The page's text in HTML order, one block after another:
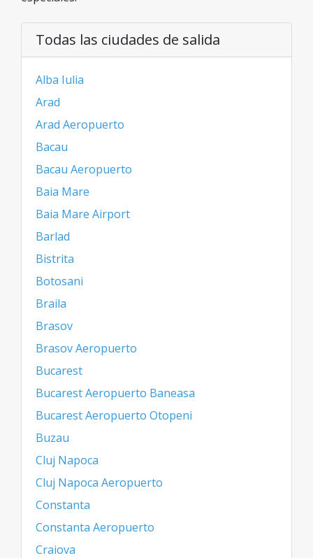
Todas las ciudades de salida
Alba Iulia
Arad
Arad Aeropuerto
Bacau
Bacau Aeropuerto
Baia Mare
Baia Mare Airport
Barlad
Bistrita
Botosani
Braila
Brasov
Brasov Aeropuerto
Bucarest
Bucarest Aeropuerto Baneasa
Bucarest Aeropuerto Otopeni
Buzau
Cluj Napoca
Cluj Napoca Aeropuerto
Constanta
Constanta Aeropuerto
Craiova